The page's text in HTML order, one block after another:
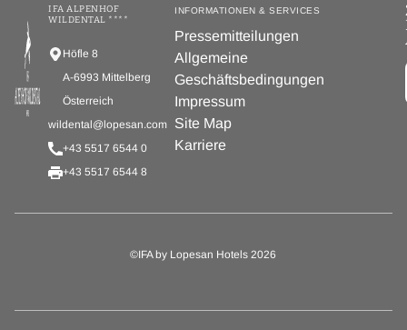
IFA ALPENHOF
WILDENTAL ****
Höfle 8
A-6993 Mittelberg
Österreich
wildental@lopesan.com
+43 5517 6544 0
+43 5517 6544 8
INFORMATIONEN & SERVICES
Pressemitteilungen
Allgemeine
Geschäftsbedingungen
Impressum
Site Map
Karriere
©IFA by Lopesan Hotels 2026